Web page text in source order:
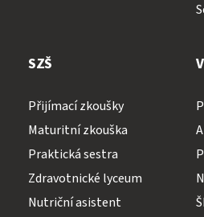
SZŠ
Přijímací zkoušky
Maturitní zkouška
Praktická sestra
Zdravotnické lyceum
Nutriční asistent